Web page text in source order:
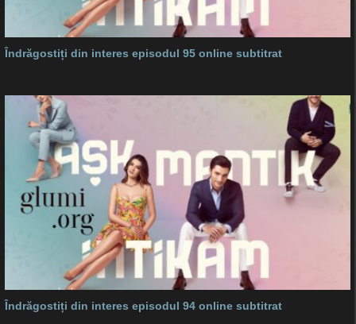
Îndrăgostiți din interes episodul 95 online subtitrat
Îndrăgostiți din interes episodul 94 online subtitrat